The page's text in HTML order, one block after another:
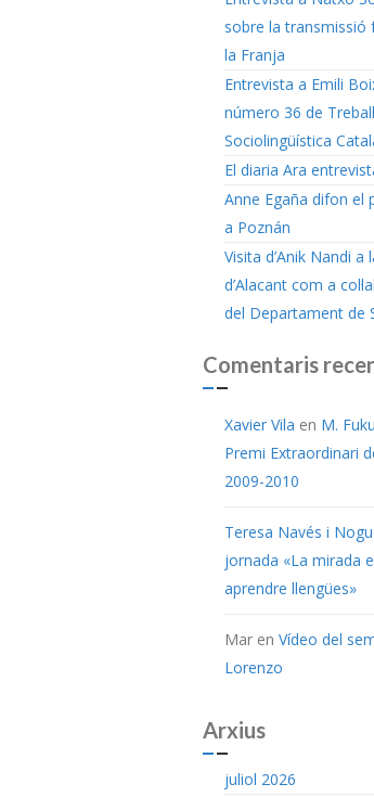
sobre la transmissió
la Franja
Entrevista a Emili
número 36 de
Sociolingüística
El diaria Ara
Anne Egaña difon el
a Poznán
Visita d’Anik Nandi a
d’Alacant com a
del Departament de
Comentaris
Xavier Vila en M.
Premi Extraordinari
2009-2010
Teresa Navés i
jornada «La mirada
aprendre llengües»
Mar en Vídeo del
Lorenzo
Arxius
juliol 2026